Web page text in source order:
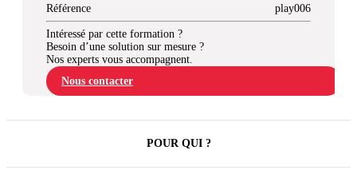
Référence play006
Intéressé par cette formation ?
Besoin d’une solution sur mesure ?
Nos experts vous accompagnent.
Nous contacter
POUR QUI ?